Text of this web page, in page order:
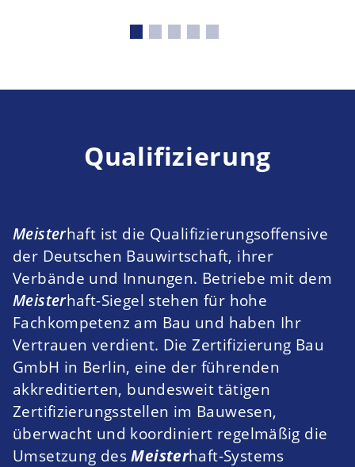
Qualifizierung
Meisterhaft ist die Qualifizierungsoffensive
der Deutschen Bauwirtschaft, ihrer
Verbände und Innungen. Betriebe mit dem
Meisterhaft-Siegel stehen für hohe
Fachkompetenz am Bau und haben Ihr
Vertrauen verdient. Die Zertifizierung Bau
GmbH in Berlin, eine der führenden
akkreditierten, bundesweit tätigen
Zertifizierungsstellen im Bauwesen,
überwacht und koordiniert regelmäßig die
Umsetzung desMeisterhaft-Systems